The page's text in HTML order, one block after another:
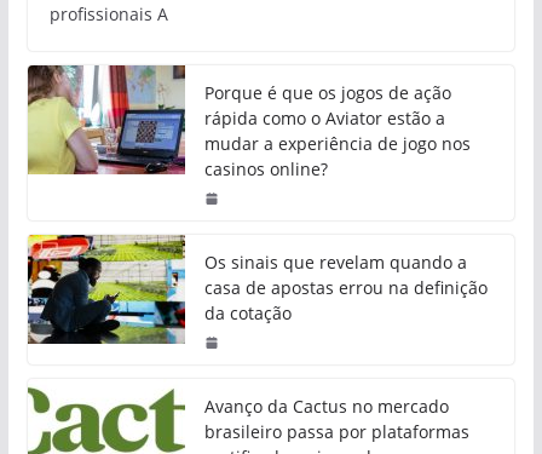
profissionais A
Porque é que os jogos de ação
rápida como o Aviator estão a
mudar a experiência de jogo nos
casinos online?
Os sinais que revelam quando a
casa de apostas errou na definição
da cotação
Avanço da Cactus no mercado
brasileiro passa por plataformas